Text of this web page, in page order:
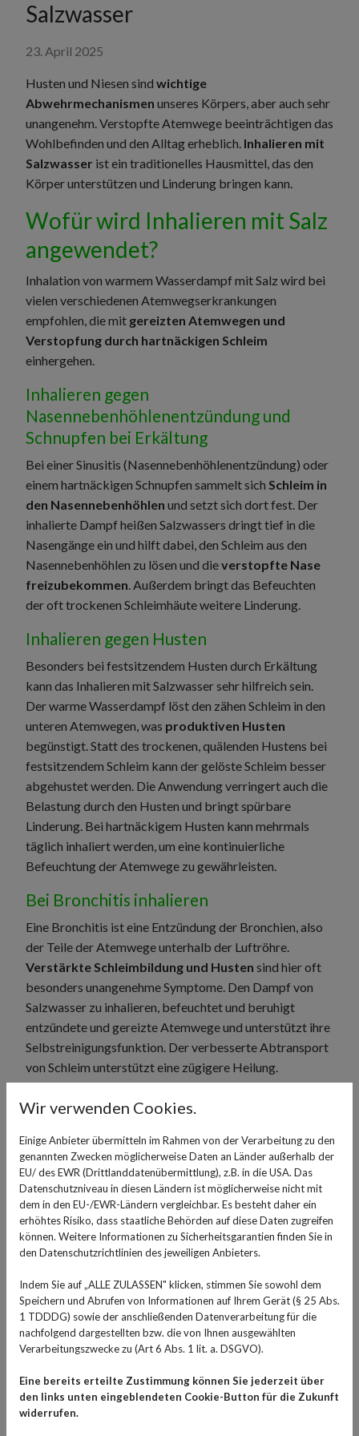
Salzwasser
23. April 2025
Husten und Niesen sind wichtige
Abwehrmechanismen unseres Körpers, aber auch sehr
unangenehm. Verstopfte Atemwege beeinträchtigen das
Wohlbefinden und den Alltag erheblich. Inhalieren mit
Salzwasser ist ein traditionelles Hausmittel, das den
Körper unterstützen und Linderung bringen kann.
Wofür wird Inhalieren mit Salz
angewendet?
Inhalation von warmem Wasserdampf mit Salz wird bei
vielen verschiedenen Atemwegserkrankungen
empfohlen, die mit gereizten Atemwegen und
Verstopfung durch hartnäckigen Schleim
einhergehen.
Inhalieren gegen
Nasennebenhöhlenentzündung und
Schnupfen bei Erkältung
Bei einer Sinusitis (Nasennebenhöhlenentzündung) oder
einem hartnäckigen Schnupfen sammelt sich Schleim in
den Nasennebenhöhlen und setzt sich dort fest. Der
inhalierte Dampf heißen Salzwassers dringt tief in die
Nasengänge ein und hilft dabei, den Schleim aus den
Nasennebenhöhlen zu lösen und dieverstopfte Nase
freizubekommen . Außerdem bringt das Befeuchten
der oft trockenen Schleimhäute weitere Linderung.
Inhalieren gegen Husten
Besonders bei festsitzendem Husten durch Erkältung
kann das Inhalieren mit Salzwasser sehr hilfreich sein.
Der warme Wasserdampf löst den zähen Schleim in den
unteren Atemwegen, was produktiven Husten
begünstigt. Statt des trockenen, quälenden Hustens bei
festsitzendem Schleim kann der gelöste Schleim besser
abgehustet werden. Die Anwendung verringert auch die
Belastung durch den Husten und bringt spürbare
Linderung. Bei hartnäckigem Husten kann mehrmals
täglich inhaliert werden, um eine kontinuierliche
Befeuchtung der Atemwege zu gewährleisten.
Bei Bronchitis inhalieren
Eine Bronchitis ist eine Entzündung der Bronchien, also
der Teile der Atemwege unterhalb der Luftröhre.
Verstärkte Schleimbildung und Husten sind hier oft
besonders unangenehme Symptome. Den Dampf von
Salzwasser zu inhalieren, befeuchtet und beruhigt
entzündete und gereizte Atemwege und unterstützt ihre
Selbstreinigungsfunktion. Der verbesserte Abtransport
von Schleim unterstützt eine zügigere Heilung.
Inhalieren bei chronischen Erkrankungen
Asthma und COPD kann regelmäßiges Inhalieren in
manchen Fällen hilfreich sein. Alsergänzende
Behandlungsmaßnahme zur medikamentösen
Therapiekann das Inhalieren unterstützend wirken. Die
befeuchtende Wirkung kann Verschleimungen lösen und
die Atemwege freihalten. Wichtig ist hier, dass Sie nicht
anwenden. Besprechen Sie die Option immer im Vorfeld
mit dem behandelnden Arzt.
Inhalieren bei Allergien
ebenfallsvom Inhalieren mit Kochsalzlösung profitieren
Die beruhigende und befeuchtende Wirkung des
Wir verwenden Cookies.
Einige Anbieter übermitteln im Rahmen von der Verarbeitung zu den
genannten Zwecken möglicherweise Daten an Länder außerhalb der
EU/ des EWR (Drittlanddatenübermittlung), z.B. in die USA. Das
Datenschutzniveau in diesen Ländern ist möglicherweise nicht mit
dem in den EU-/EWR-Ländern vergleichbar. Es besteht daher ein
erhöhtes Risiko, dass staatliche Behörden auf diese Daten zugreifen
können. Weitere Informationen zu Sicherheitsgarantien finden Sie in
den Datenschutzrichtlinien des jeweiligen Anbieters.
Indem Sie auf „ALLE ZULASSEN" klicken, stimmen Sie sowohl dem
Speichern und Abrufen von Informationen auf Ihrem Gerät (§ 25 Abs.
1 TDDDG) sowie der anschließenden Datenverarbeitung für die
nachfolgend dargestellten bzw. die von Ihnen ausgewählten
Verarbeitungszwecke zu (Art 6 Abs. 1 lit. a. DSGVO).
Eine bereits erteilte Zustimmung können Sie jederzeit über
den links unten eingeblendeten Cookie-Button für die Zukunft
widerrufen.